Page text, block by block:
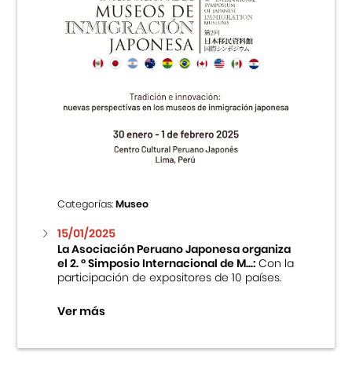
Categorías:Museo
15/01/2025
La Asociación Peruano Japonesa organiza
el 2. ° Simposio Internacional de M...:Con la
participación de expositores de 10 países.
Ver más